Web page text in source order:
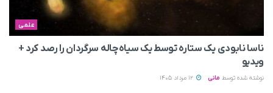
علمی
ناسا نابودی یک ستاره توسط یک سیاه‌چاله سرگردان را رصد کرد +
ویدیو
نوشته شده توسط مانی